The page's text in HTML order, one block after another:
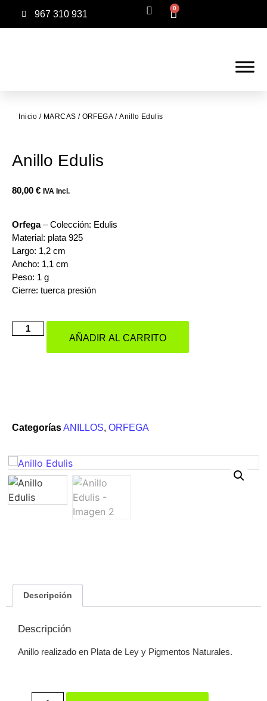
967 310 931
0
Inicio / MARCAS / ORFEGA / Anillo Edulis
Anillo Edulis
80,00 € IVA Incl.
Orfega– Colección: Edulis
Material: plata 925
Largo: 1,2 cm
Ancho: 1,1 cm
Peso: 1 g
Cierre: tuerca presión
AÑADIR AL CARRITO
CategoríasANILLOS, ORFEGA
Descripción
Descripción
Anillo realizado en Plata de Ley y Pigmentos Naturales.